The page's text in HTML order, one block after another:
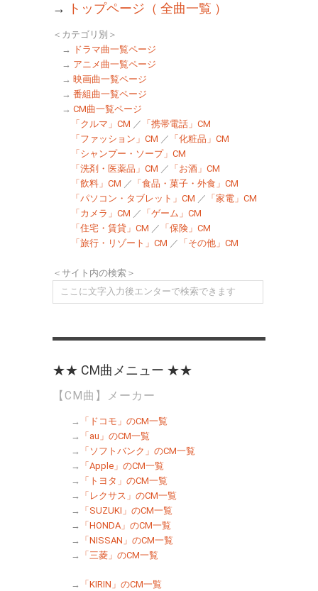
→ トップページ（ 全曲一覧 ）
＜カテゴリ別＞
→
ドラマ曲一覧ページ
→ アニメ曲一覧ページ
→ 映画曲一覧ページ
→ 番組曲一覧ページ
→ CM曲一覧ページ
「クルマ」CM ／ 「携帯電話」CM
「ファッション」CM ／ 「化粧品」CM
「シャンプー・ソープ」CM
「洗剤・医薬品」CM ／ 「お酒」CM
「飲料」CM ／ 「食品・菓子・外食」CM
「パソコン・タブレット」CM ／ 「家電」CM
「カメラ」CM ／ 「ゲーム」CM
「住宅・賃貸」CM ／ 「保険」CM
「旅行・リゾート」CM ／ 「その他」CM
＜サイト内の検索＞
★★ CM曲メニュー ★★
【CM曲】メーカー
→
「ドコモ」のCM一覧
→
「au」のCM一覧
→
「ソフトバンク」のCM一覧
→
「Apple」のCM一覧
→
「トヨタ」のCM一覧
→
「レクサス」のCM一覧
→
「SUZUKI」のCM一覧
→
「HONDA」のCM一覧
→
「NISSAN」のCM一覧
→
「三菱」のCM一覧
→ 「KIRIN」のCM一覧